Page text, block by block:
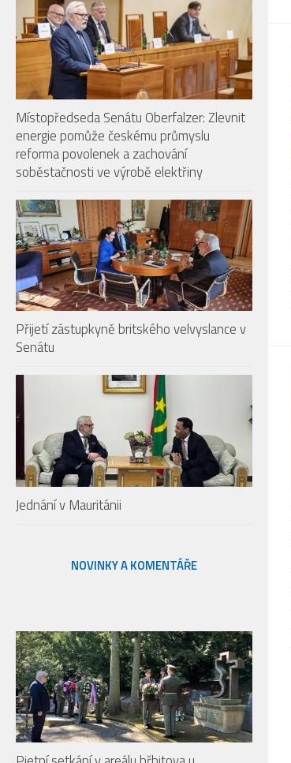
Místopředseda Senátu Oberfalzer: Zlevnit
energie pomůže českému průmyslu
reforma povolenek a zachování
soběstačnosti ve výrobě elektřiny
Přijetí zástupkyně britského velvyslance v
Senátu
Jednání v Mauritánii
NOVINKY A KOMENTÁŘE